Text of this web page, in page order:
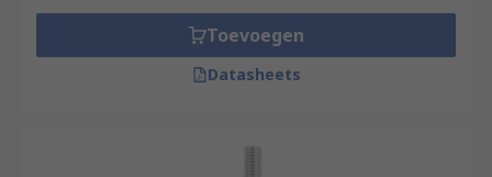
Toevoegen
Datasheets